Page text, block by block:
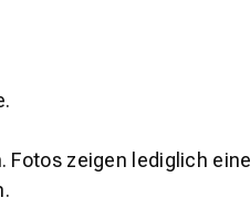
zeigen lediglich